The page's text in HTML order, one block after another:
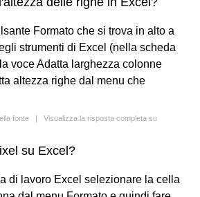
Formato che si trova in alto a
strumenti di Excel (nella scheda
voce Adatta larghezza colonne
altezza righe dal menu che
fonte | Visualizza la risposta completa su
su Excel?
di lavoro Excel selezionare la cella